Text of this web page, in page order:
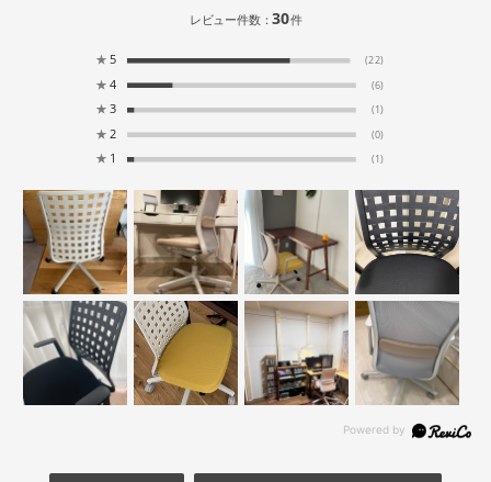
レビュー件数：30件
★ 5 (22)
★ 4 (6)
★ 3 (1)
★ 2 (0)
★ 1 (1)